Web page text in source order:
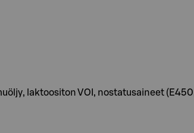
laktoositon VOI, nostatusaineet